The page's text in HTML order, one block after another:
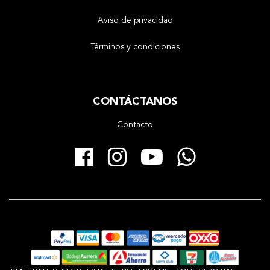
Aviso de privacidad
Términos y condiciones
CONTÁCTANOS
Contacto
Facebook
Instagram
YouTube